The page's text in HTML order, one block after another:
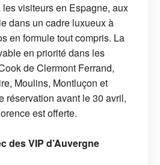
les visiteurs en Espagne, aux
dans un cadre luxueux à
en formule tout compris. La
en priorité dans les
de Clermont Ferrand,
Moulins, Montluçon et
réservation avant le 30 avril,
est offerte.
des VIP d’Auvergne